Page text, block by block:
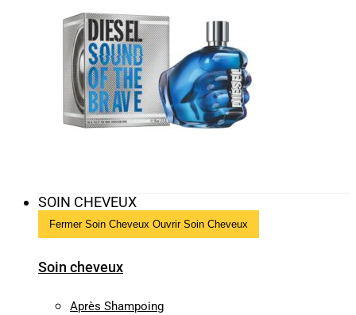
SOIN CHEVEUX
Fermer Soin Cheveux Ouvrir Soin Cheveux
Soin cheveux
Après Shampoing